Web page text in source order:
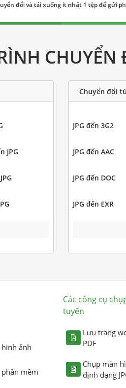
đổi và tải xuống ít nhất 1 tệp để gửi
CHUYỂN
JPG
Chuyển đổi từ
JPG đến 3G2
JPG đến AAC
JPG đến DOC
JPG đến EXR
ảnh
mềm
Các công cụ
tuyến
Lưu trang
PDF
Chụp màn
định dạng